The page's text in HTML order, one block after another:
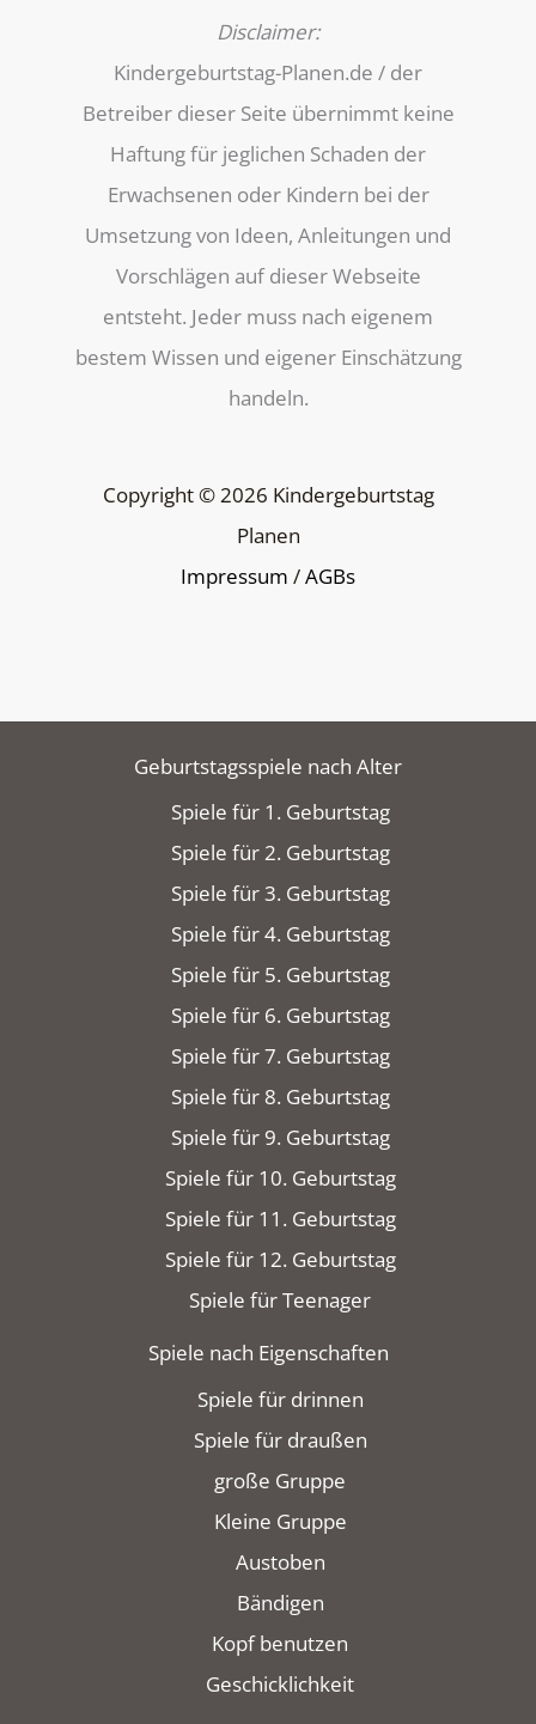
Disclaimer:
Kindergeburtstag-Planen.de / der
Betreiber dieser Seite übernimmt keine
Haftung für jeglichen Schaden der
Erwachsenen oder Kindern bei der
Umsetzung von Ideen, Anleitungen und
Vorschlägen auf dieser Webseite
entsteht. Jeder muss nach eigenem
bestem Wissen und eigener Einschätzung
handeln.
Copyright © 2026 Kindergeburtstag
Planen
Impressum /AGBs
Geburtstagsspiele nach Alter
Spiele für 1. Geburtstag
Spiele für 2. Geburtstag
Spiele für 3. Geburtstag
Spiele für 4. Geburtstag
Spiele für 5. Geburtstag
Spiele für 6. Geburtstag
Spiele für 7. Geburtstag
Spiele für 8. Geburtstag
Spiele für 9. Geburtstag
Spiele für 10. Geburtstag
Spiele für 11. Geburtstag
Spiele für 12. Geburtstag
Spiele für Teenager
Spiele nach Eigenschaften
Spiele für drinnen
Spiele für draußen
große Gruppe
Kleine Gruppe
Austoben
Bändigen
Kopf benutzen
Geschicklichkeit